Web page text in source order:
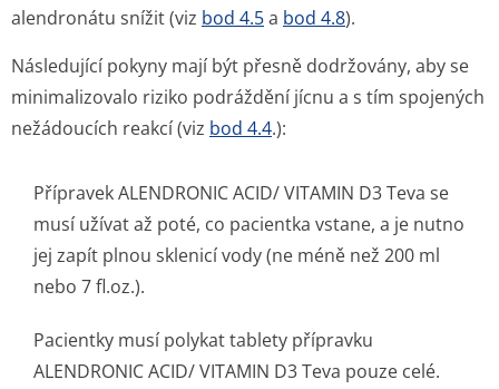
alendronátu snížit (viz bod 4.5a bod 4.8).
Následující pokyny mají být přesně dodržovány, aby se
minimalizovalo riziko podráždění jícnu a s tím spojených
nežádoucích reakcí (viz bod 4.4.):
Přípravek ALENDRONIC ACID/ VITAMIN D3 Teva se
musí užívat až poté, co pacientka vstane, a je nutno
jej zapít plnou sklenicí vody (ne méně než 200 ml
nebo 7 fl.oz.).
Pacientky musí polykat tablety přípravku
ALENDRONIC ACID/ VITAMIN D3 Teva pouze celé.